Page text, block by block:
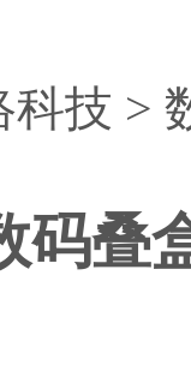
科技 >
码叠